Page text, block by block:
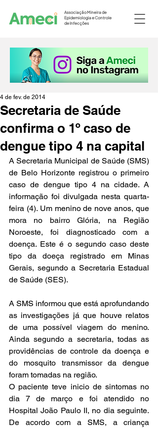
Associação Mineira de
Epidemiologia e Controle
de Infecções
Secretaria de Saúde
confirma o 1º caso de
dengue tipo 4 na capital
4 de fev. de 2014
A Secretaria Municipal de Saúde (SMS)
de Belo Horizonte registrou o primeiro
caso de dengue tipo 4 na cidade. A
informação foi divulgada nesta quarta-
feira (4). Um menino de nove anos, que
mora no bairro Glória, na Região
Noroeste, foi diagnosticado com a
doença. Este é o segundo caso deste
tipo da doeça registrado em Minas
Gerais, segundo a Secretaria Estadual
de Saúde (SES).
A SMS informou que está aprofundando
as investigações já que houve relatos
de uma possível viagem do menino.
Ainda segundo a secretaria, todas as
providências de controle da doença e
do mosquito transmissor da dengue
foram tomadas na região.
O paciente teve inicio de sintomas no
dia 7 de março e foi atendido no
Hospital João Paulo II, no dia seguinte.
De acordo com a SMS, a criança